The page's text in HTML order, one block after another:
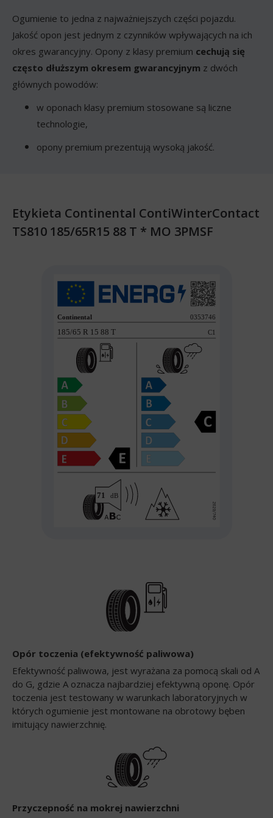
Ogumienie to jedna z najważniejszych części pojazdu.
Jakość opon jest jednym z czynników wpływających na ich
okres gwarancyjny. Opony z klasy premium cechują się
często dłuższym okresem gwarancyjnym z dwóch
głównych powodów:
w oponach klasy premium stosowane są liczne
technologie,
opony premium prezentują wysoką jakość.
Etykieta Continental ContiWinterContact
TS810 185/65R15 88 T * MO 3PMSF
Opór toczenia (efektywność paliwowa)
Efektywność paliwowa, jest wyrażana za pomocą skali od A
do G, gdzie A oznacza najbardziej efektywną oponę. Opór
toczenia jest testowany w warunkach laboratoryjnych w
których ogumienie jest montowane na obrotowy bęben
imitujący nawierzchnię.
Przyczepność na mokrej nawierzchni